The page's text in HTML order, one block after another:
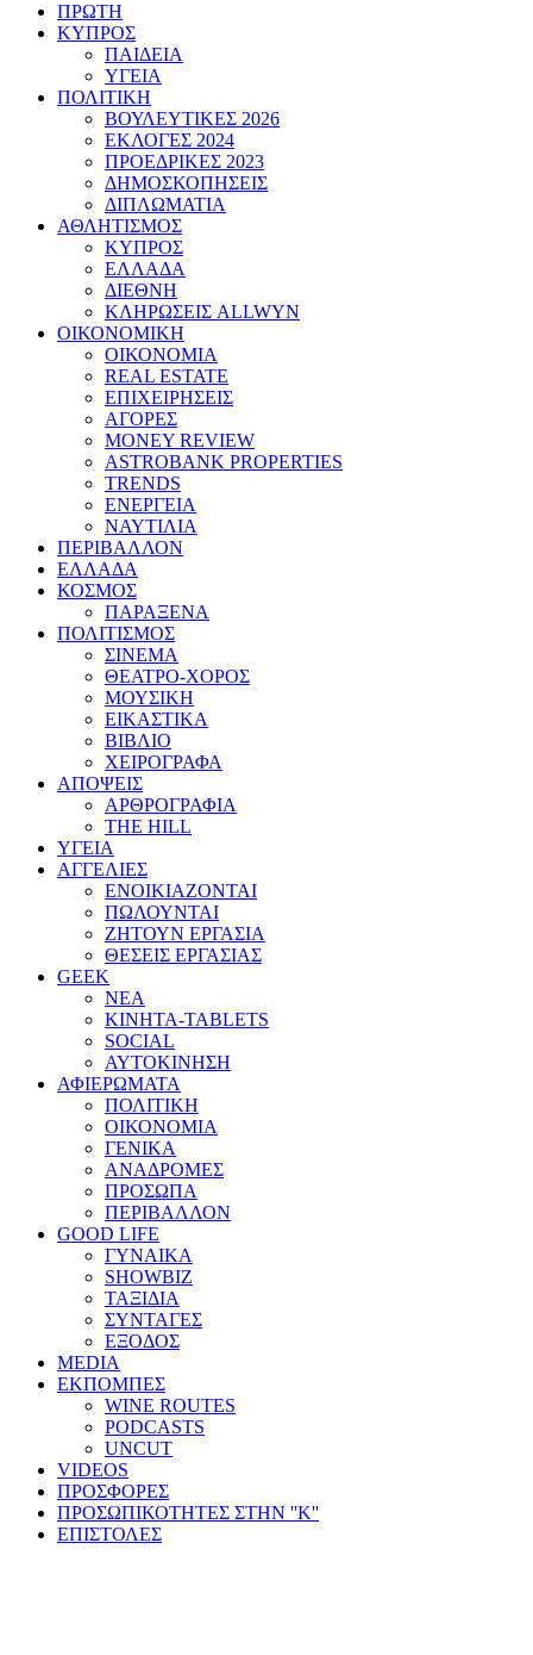
ΠΡΩΤΗ
ΚΥΠΡΟΣ
ΠΑΙΔΕΙΑ
ΥΓΕΙΑ
ΠΟΛΙΤΙΚΗ
ΒΟΥΛΕΥΤΙΚΕΣ 2026
ΕΚΛΟΓΕΣ 2024
ΠΡΟΕΔΡΙΚΕΣ 2023
ΔΗΜΟΣΚΟΠΗΣΕΙΣ
ΔΙΠΛΩΜΑΤΙΑ
ΑΘΛΗΤΙΣΜΟΣ
ΚΥΠΡΟΣ
ΕΛΛΑΔΑ
ΔΙΕΘΝΗ
ΚΛΗΡΩΣΕΙΣ ALLWYN
ΟΙΚΟΝΟΜΙΚΗ
ΟΙΚΟΝΟΜΙΑ
REAL ESTATE
ΕΠΙΧΕΙΡΗΣΕΙΣ
ΑΓΟΡΕΣ
MONEY REVIEW
ASTROBANK PROPERTIES
TRENDS
ΕΝΕΡΓΕΙΑ
ΝΑΥΤΙΛΙΑ
ΠΕΡΙΒΑΛΛΟΝ
ΕΛΛΑΔΑ
ΚΟΣΜΟΣ
ΠΑΡΑΞΕΝΑ
ΠΟΛΙΤΙΣΜΟΣ
ΣΙΝΕΜΑ
ΘΕΑΤΡΟ-ΧΟΡΟΣ
ΜΟΥΣΙΚΗ
ΕΙΚΑΣΤΙΚΑ
ΒΙΒΛΙΟ
ΧΕΙΡΟΓΡΑΦΑ
ΑΠΟΨΕΙΣ
ΑΡΘΡΟΓΡΑΦΙΑ
THE HILL
ΥΓΕΙΑ
ΑΓΓΕΛΙΕΣ
ΕΝΟΙΚΙΑΖΟΝΤΑΙ
ΠΩΛΟΥΝΤΑΙ
ΖΗΤΟΥΝ ΕΡΓΑΣΙΑ
ΘΕΣΕΙΣ ΕΡΓΑΣΙΑΣ
GEEK
ΝΕΑ
ΚΙΝΗΤΑ-TABLETS
SOCIAL
ΑΥΤΟΚΙΝΗΣΗ
ΑΦΙΕΡΩΜΑΤΑ
ΠΟΛΙΤΙΚΗ
ΟΙΚΟΝΟΜΙΑ
ΓΕΝΙΚΑ
ΑΝΑΔΡΟΜΕΣ
ΠΡΟΣΩΠΑ
ΠΕΡΙΒΑΛΛΟΝ
GOOD LIFE
ΓΥΝΑΙΚΑ
SHOWBIZ
ΤΑΞΙΔΙΑ
ΣΥΝΤΑΓΕΣ
ΕΞΟΔΟΣ
MEDIA
ΕΚΠΟΜΠΕΣ
WINE ROUTES
PODCASTS
UNCUT
VIDEOS
ΠΡΟΣΦΟΡΕΣ
ΠΡΟΣΩΠΙΚΟΤΗΤΕΣ ΣΤΗΝ ''Κ''
ΕΠΙΣΤΟΛΕΣ